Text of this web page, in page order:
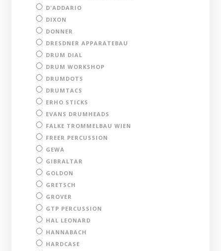
D'ADDARIO
DIXON
DONNER
DRESDNER APPARATEBAU
DRUM DIAL
DRUM WORKSHOP
DRUMDOTS
DRUMTACS
ERHO STICKS
EVANS DRUMHEADS
FALKE TROMMELBAU WIEN
FREER PERCUSSION
GEWA
GIBRALTAR
GOLDON
GRETSCH
GROVER
GTP PERCUSSION
HAL LEONARD
HANNABACH
HARDCASE